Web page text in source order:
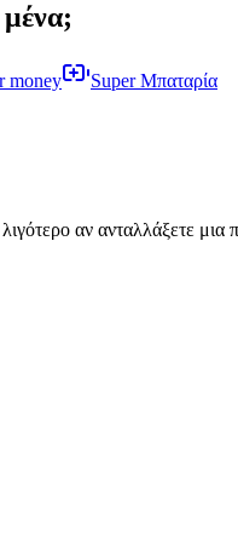
money
Super Μπαταρία
αν ανταλλάξετε μια